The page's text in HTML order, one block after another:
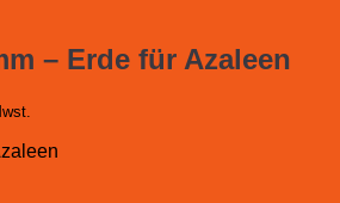
– Erde für Azaleen